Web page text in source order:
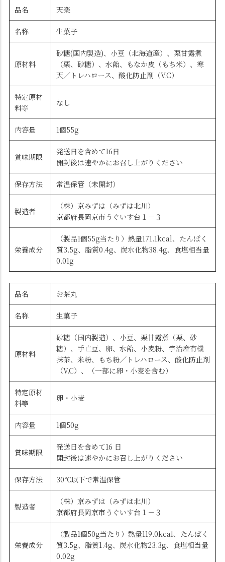
品名 天楽
名称 生菓子
原材料
砂糖(国内製造)、小豆（北海道産）、栗甘露煮
（栗、砂糖）、水飴、もなか皮（もち米）、寒
天／トレハロース、酸化防止剤（V.C）
特定原材
料等
なし
内容量 1個55g
賞味期限
発送日を含めて16日
開封後は速やかにお召し上がりください
保存方法 常温保管（未開封）
製造者
（株）京みずは（みずは北川）
京都府長岡京市うぐいす台１－３
栄養成分
（製品1個55g当たり）熱量171.1kcal、たんぱく
質3.5g、脂質0.4g、炭水化物38.4g、食塩相当量
0.01g
品名 お茶丸
名称 生菓子
原材料
砂糖（国内製造）、小豆、栗甘露煮（栗、砂
糖）、手亡豆、卵、水飴、小麦粉、宇治産有機
抹茶、米粉、もち粉／トレハロース、酸化防止剤
（V.C）、（一部に卵・小麦を含む）
特定原材
料等
卵・小麦
内容量 1個50g
賞味期限
発送日を含めて16 日
開封後は速やかにお召し上がりください
保存方法 30℃以下で常温保管
製造者
（株）京みずは（みずは北川）
京都府長岡京市うぐいす台１－３
栄養成分
（製品1個50g当たり）熱量119.0kcal、たんぱく
質3.5g、脂質1.4g、炭水化物23.3g、食塩相当量
0.02g